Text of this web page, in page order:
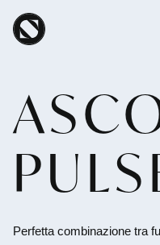
Salta al contenuto
Perfetta combinazione tra